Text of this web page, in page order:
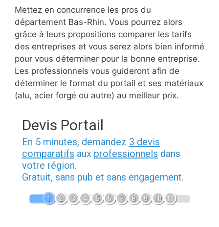
Mettez en concurrence les pros du
département Bas-Rhin. Vous pourrez alors
grâce à leurs propositions comparer les tarifs
des entreprises et vous serez alors bien informé
pour vous déterminer pour la bonne entreprise.
Les professionnels vous guideront afin de
déterminer le format du portail et ses matériaux
(alu, acier forgé ou autre) au meilleur prix.
Devis Portail
En 5 minutes, demandez 3 devis
comparatifs aux professionnels dans
votre région.
Gratuit, sans pub et sans engagement.
1 2 3 4 5 6 7 8 9 10 11